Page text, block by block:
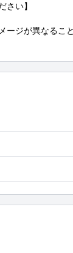
さい】
ージが異なるこ